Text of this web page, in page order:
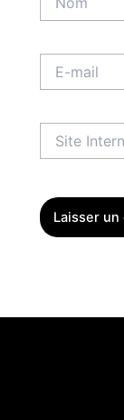
mail
Internet